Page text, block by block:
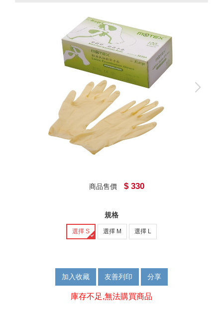
商品售價 $ 330
規格
選擇 S 選擇 M 選擇 L
加入收藏 友善列印 分享
庫存不足,無法購買商品